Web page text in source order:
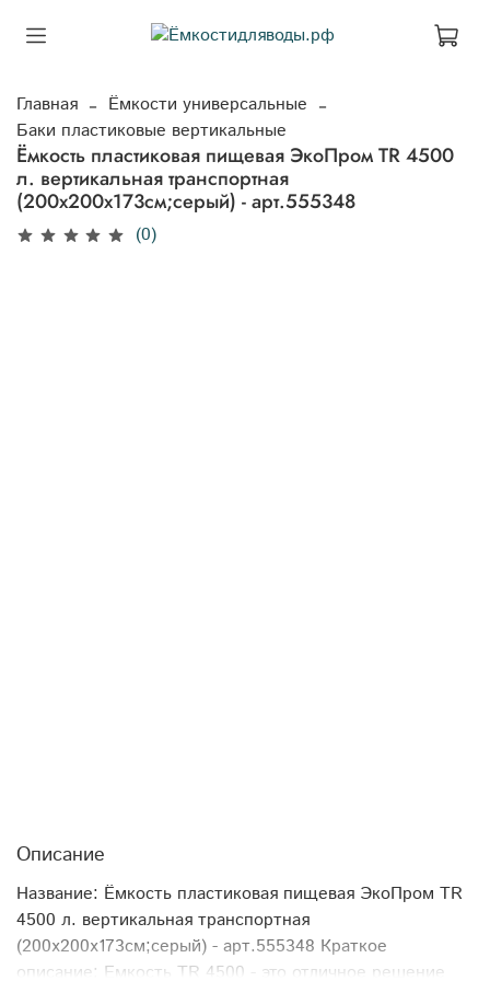
Главная
Ёмкости универсальные
Баки пластиковые вертикальные
Ёмкость пластиковая пищевая ЭкоПром TR 4500
л. вертикальная транспортная
(200x200x173см;серый) - арт.555348
(0)
Описание
Название: Ёмкость пластиковая пищевая ЭкоПром TR
4500 л. вертикальная транспортная
(200x200x173см;серый) - арт.555348 Краткое
описание: Емкость TR 4500 - это отличное решение